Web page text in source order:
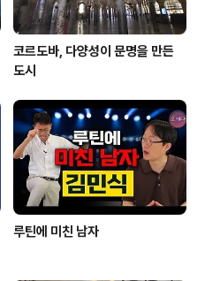
코르도바, 다양성이 문명을 만든
도시
루틴에 미친 남자